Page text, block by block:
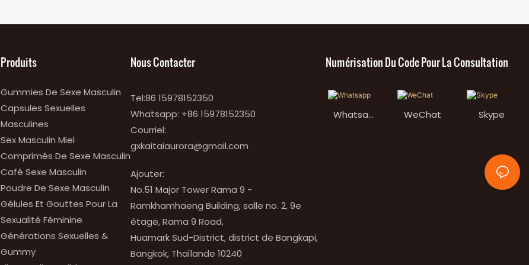
Produits
Gummies De Sexe Masculin
Capsules Sexuelles
Masculines
Sex Masculin Miel
Comprimés De Sexe Masculin
Café Sexe Masculin
Poudre De Sexe Masculin
Gélules Et Gouttes Pour La
Sexualité Féminine
Générations Sexuelles &
Gummy
Nous Contacter
Tel:86 15978152350
Whatsapp: +86 15978152350
Courriel:
gxkaitaiaurora@gmail.com
Ajouter:
No.51 Major Tower Rama 9 -
Ramkhamhaeng Building, salle no. 2, 9e
étage, Rama 9 Road,
Huamark Sud-District, district de Bangkapi,
Bangkok, Thaïlande 10240
Numérisation Du Code Pour La Consultation
Whatsap
WeChat Skype